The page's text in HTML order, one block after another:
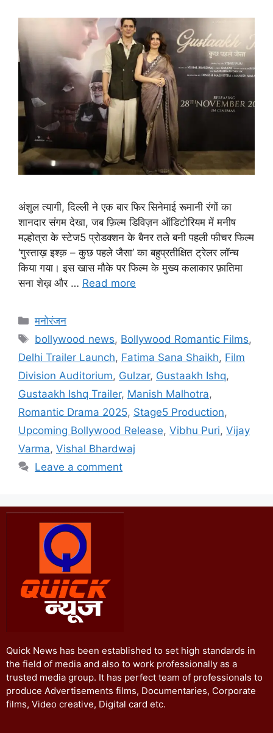
अंशुल त्यागी, दिल्ली ने एक बार फिर सिनेमाई रूमानी रंगों का
शानदार संगम देखा, जब फ़िल्म डिविज़न ऑडिटोरियम में मनीष
मल्होत्रा के स्टेज5 प्रोडक्शन के बैनर तले बनी पहली फीचर फिल्म
‘गुस्ताख़ इश्क़ – कुछ पहले जैसा’ का बहुप्रतीक्षित ट्रेलर लॉन्च
किया गया। इस खास मौके पर फिल्म के मुख्य कलाकार फ़ातिमा
सना शेख़ और … Read more
मनोरंजन
bollywood news, Bollywood Romantic Films,
Delhi Trailer Launch, Fatima Sana Shaikh, Film
Division Auditorium, Gulzar, Gustaakh Ishq,
Gustaakh Ishq Trailer, Manish Malhotra,
Romantic Drama 2025, Stage5 Production,
Upcoming Bollywood Release, Vibhu Puri, Vijay
Varma, Vishal Bhardwaj
Leave a comment
Quick News has been established to set high standards in
the field of media and also to work professionally as a
trusted media group. It has perfect team of professionals to
produce Advertisements films, Documentaries, Corporate
films, Video creative, Digital card etc.